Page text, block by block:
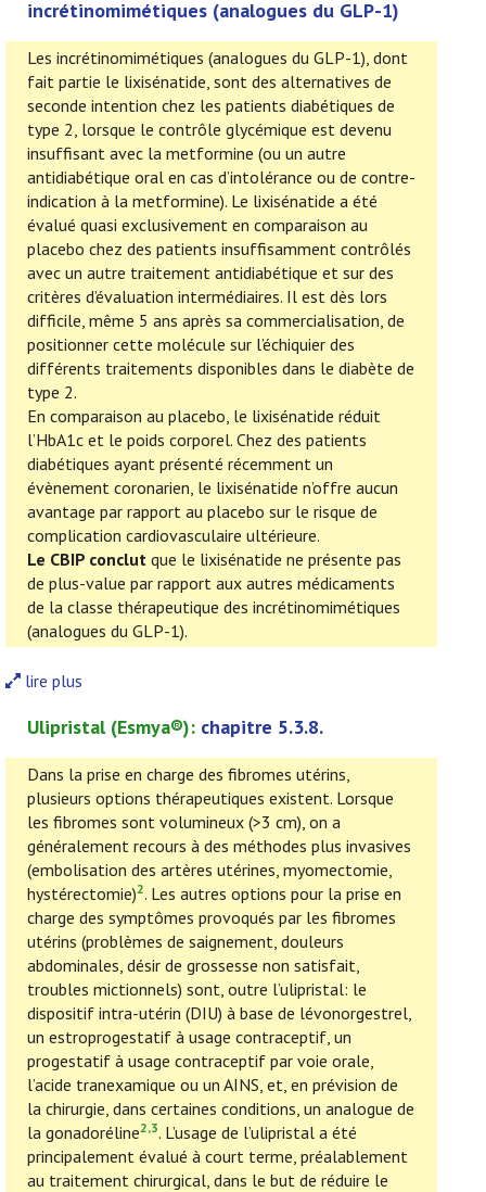
incrétinomimétiques (analogues du GLP-1)
Les incrétinomimétiques (analogues du GLP-1), dont
fait partie le lixisénatide, sont des alternatives de
seconde intention chez les patients diabétiques de
type 2, lorsque le contrôle glycémique est devenu
insuffisant avec la metformine (ou un autre
antidiabétique oral en cas d’intolérance ou de contre-
indication à la metformine). Le lixisénatide a été
évalué quasi exclusivement en comparaison au
placebo chez des patients insuffisamment contrôlés
avec un autre traitement antidiabétique et sur des
critères d’évaluation intermédiaires. Il est dès lors
difficile, même 5 ans après sa commercialisation, de
positionner cette molécule sur l’échiquier des
différents traitements disponibles dans le diabète de
type 2.
En comparaison au placebo, le lixisénatide réduit
l’HbA1c et le poids corporel. Chez des patients
diabétiques ayant présenté récemment un
évènement coronarien, le lixisénatide n’offre aucun
avantage par rapport au placebo sur le risque de
complication cardiovasculaire ultérieure.
Le CBIP conclut que le lixisénatide ne présente pas
de plus-value par rapport aux autres médicaments
de la classe thérapeutique des incrétinomimétiques
(analogues du GLP-1).
lire plus
Ulipristal (Esmya®): chapitre 5.3.8.
Dans la prise en charge des fibromes utérins,
plusieurs options thérapeutiques existent. Lorsque
les fibromes sont volumineux (>3 cm), on a
généralement recours à des méthodes plus invasives
(embolisation des artères utérines, myomectomie,
hystérectomie)2. Les autres options pour la prise en
charge des symptômes provoqués par les fibromes
utérins (problèmes de saignement, douleurs
abdominales, désir de grossesse non satisfait,
troubles mictionnels) sont, outre l’ulipristal: le
dispositif intra-utérin (DIU) à base de lévonorgestrel,
un estroprogestatif à usage contraceptif, un
progestatif à usage contraceptif par voie orale,
l’acide tranexamique ou un AINS, et, en prévision de
la chirurgie, dans certaines conditions, un analogue de
la gonadoréline2,3. L’usage de l’ulipristal a été
principalement évalué à court terme, préalablement
au traitement chirurgical, dans le but de réduire le